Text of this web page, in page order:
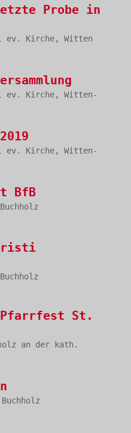
Probe in
ev. Kirche, Witten
ev. Kirche, Witten-
ev. Kirche, Witten-
BfB
Pfarrfest St.
an der kath.